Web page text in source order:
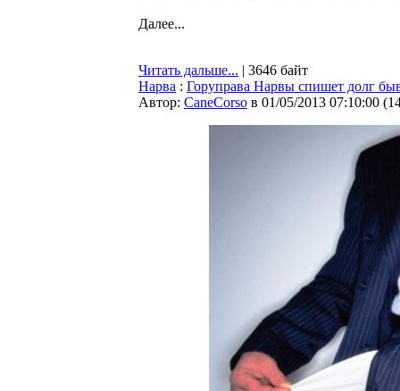
Далее...
Читать дальше... | 3646 байт
Нарва : Горуправа Нарвы спишет долг
Автор: CaneCorso в 01/05/2013 07:10:00 (